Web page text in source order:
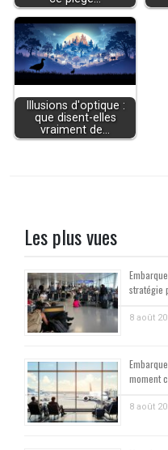
Illusions d'optique :
que disent-elles
vraiment de…
Les plus vues
stratégie
8 août
moment
8 août